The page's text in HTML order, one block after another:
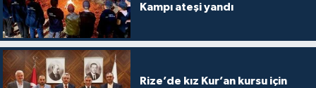
Kampı ateşi yandı
Rize’de kız Kur’an kursu için
Konya Müftülüğü
Kütahya Müftülüğü